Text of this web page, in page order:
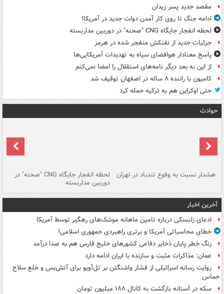
مقصد جدید پسر زیدان
ادامه جنگ تا روی کار آمدن دولت جدید در آمریکا!
لحظه انفجار جایگاه CNG "صحنه" در دوربین مداربسته
جزئیات جدید از نفتکش منفجر شده در هرمز
پاسخ معنادار هوافضای سپاه به تهدیدات آمریکایی‌ها
از این به بعد دیگر نامه‌های استقلال را امضا نمی‌کنم
کامیون با راننده ۸ ساله در اصفهان توقیف شد
حتی اوکراین هم به ترکیه حمله کرد
حوادث
هشدار نسبت به وفوع تندباد در تهران لحظه انفجار جایگاه CNG "صحنه" در
دوربین مداربسته
آخرین اخبار
ادعای زلنسکی درباره تامین ماهانه موشک‌های رهگیر توسط آمریکا
خطای محاسباتی آمریکا و برتری راهبردی جمهوری اسلامی!
زنگ خطر پایان ذخایر دفاعی کشورهای خلیج فارس هم به صدا درآمد
عمان: مذاکرات مثبت و سازنده با ایران ادامه دارد
روایت رسانه اسرائیلی از فشار واشنگتن بر تل‌آویو برای آتش‌بس و خلع سلاح
حماس
سکه در آستانه بازگشت به کانال ۱۸۸ میلیون تومان